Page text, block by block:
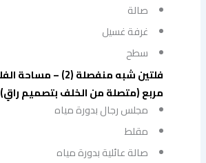
صالة
غرفة غسيل
سطح
مربع (متصلة من الخلف بتصميم راقٍ)
مجلس رجال بدورة مياه
مقلط
صالة عائلية بدورة مياه